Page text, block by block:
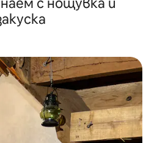
с нощувка и